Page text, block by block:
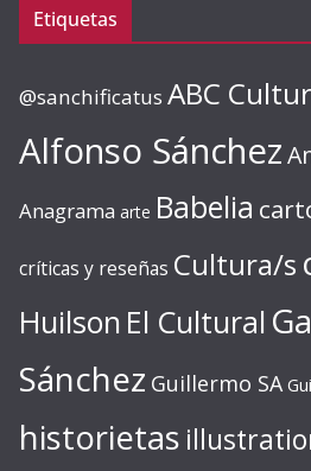
Etiquetas
@sanchificatus ABC
Alfonso Sánchez
Anagrama arte Babelia
críticas y reseñas Cultura/s
Huilson El Cultural
Sánchez Guillermo SA
historietas